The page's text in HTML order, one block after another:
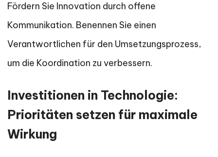
Fördern Sie Innovation durch offene
Kommunikation. Benennen Sie einen
Verantwortlichen für den Umsetzungsprozess,
um die Koordination zu verbessern.
Investitionen in Technologie:
Prioritäten setzen für maximale
Wirkung